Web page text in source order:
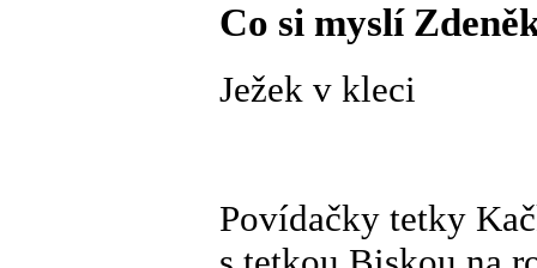
Co si myslí
Ježek v kleci
Povídačky tetky